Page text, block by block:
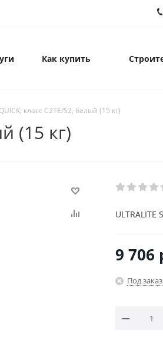
Как купить
класс С2ТЕ/S2, белый (15 кг)
(15 кг)
ULTRALITE
9 706
Под заказ